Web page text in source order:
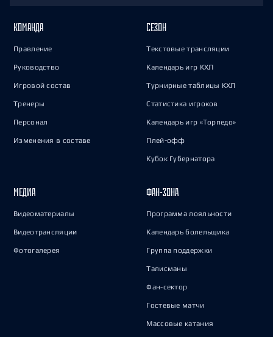
КОМАНДА
Правление
Руководство
Игровой состав
Тренеры
Персонал
Изменения в составе
СЕЗОН
Текстовые трансляции
Календарь игр КХЛ
Турнирные таблицы КХЛ
Статистика игроков
Календарь игр «Торпедо»
Плей-офф
Кубок Губернатора
МЕДИА
Видеоматериалы
Видеотрансляции
Фотогалерея
ФАН-ЗОНА
Программа лояльности
Календарь болельщика
Группа поддержки
Талисманы
Фан-сектор
Гостевые матчи
Массовые катания